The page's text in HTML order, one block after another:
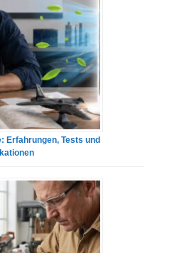
Erfahrungen, Tests und